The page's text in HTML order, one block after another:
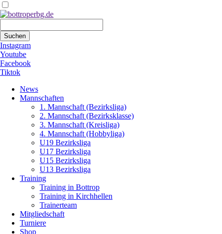
Suchen
Instagram
Youtube
Facebook
Tiktok
überspringen
News
Mannschaften
1. Mannschaft (Bezirksliga)
2. Mannschaft (Bezirksklasse)
3. Mannschaft (Kreisliga)
4. Mannschaft (Hobbyliga)
U19 Bezirksliga
U17 Bezirksliga
U15 Bezirksliga
U13 Bezirksliga
Training
Training in Bottrop
Training in Kirchhellen
Trainerteam
Mitgliedschaft
Turniere
Shop